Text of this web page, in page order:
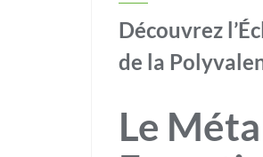
Découvrez
de la
Le